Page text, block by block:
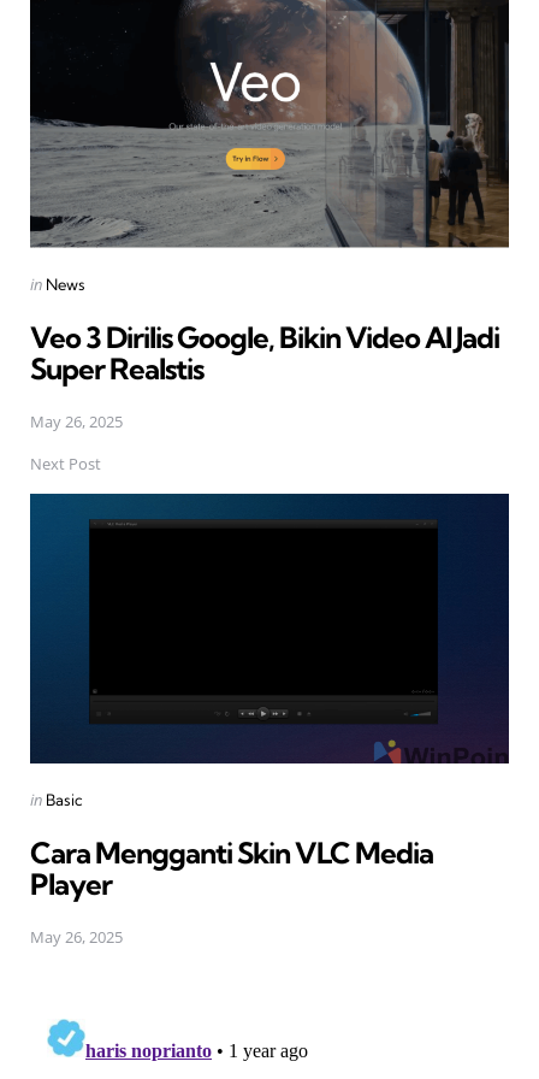
Posted
in News
Veo 3 Dirilis Google, Bikin Video AI Jadi
Super Realstis
May 26, 2025
Next Post
Posted
in Basic
Cara Mengganti Skin VLC Media
Player
May 26, 2025